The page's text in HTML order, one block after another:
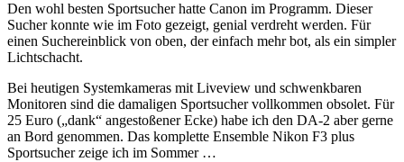
Den wohl besten Sportsucher hatte Canon im Programm. Dieser
Sucher konnte wie im Foto gezeigt, genial verdreht werden. Für
einen Suchereinblick von oben, der einfach mehr bot, als ein simpler
Lichtschacht.
Bei heutigen Systemkameras mit Liveview und schwenkbaren
Monitoren sind die damaligen Sportsucher vollkommen obsolet. Für
25 Euro („dank“ angestoßener Ecke) habe ich den DA-2 aber gerne
an Bord genommen. Das komplette Ensemble Nikon F3 plus
Sportsucher zeige ich im Sommer …